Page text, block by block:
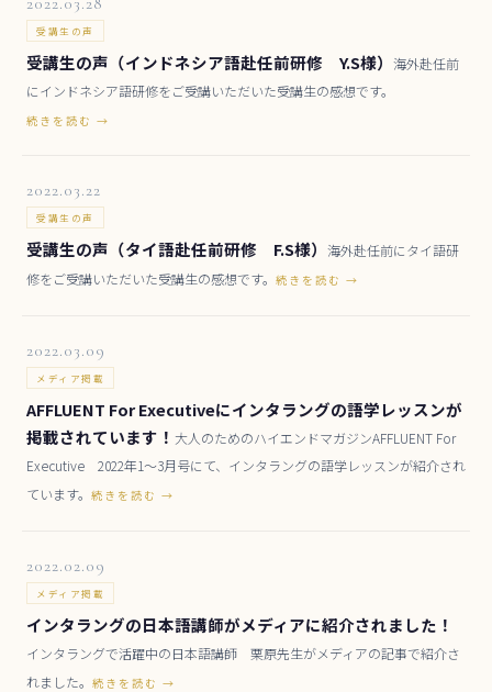
受講生の声
受講生の声（インドネシア語赴任前研修 Y.S様） 海外赴任前
にインドネシア語研修をご受講いただいた受講生の感想です。
続きを読む →
2022.03.22
受講生の声
受講生の声（タイ語赴任前研修 F.S様） 海外赴任前にタイ語研
修をご受講いただいた受講生の感想です。 続きを読む →
2022.03.09
メディア掲載
AFFLUENT For Executiveにインタラングの語学レッスンが
掲載されています！ 大人のためのハイエンドマガジンAFFLUENT For
Executive 2022年1～3月号にて、インタラングの語学レッスンが紹介され
ています。 続きを読む →
2022.02.09
メディア掲載
インタラングの日本語講師がメディアに紹介されました！
インタラングで活躍中の日本語講師 栗原先生がメディアの記事で紹介さ
れました。 続きを読む →